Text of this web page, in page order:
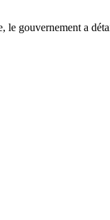
gouvernement a